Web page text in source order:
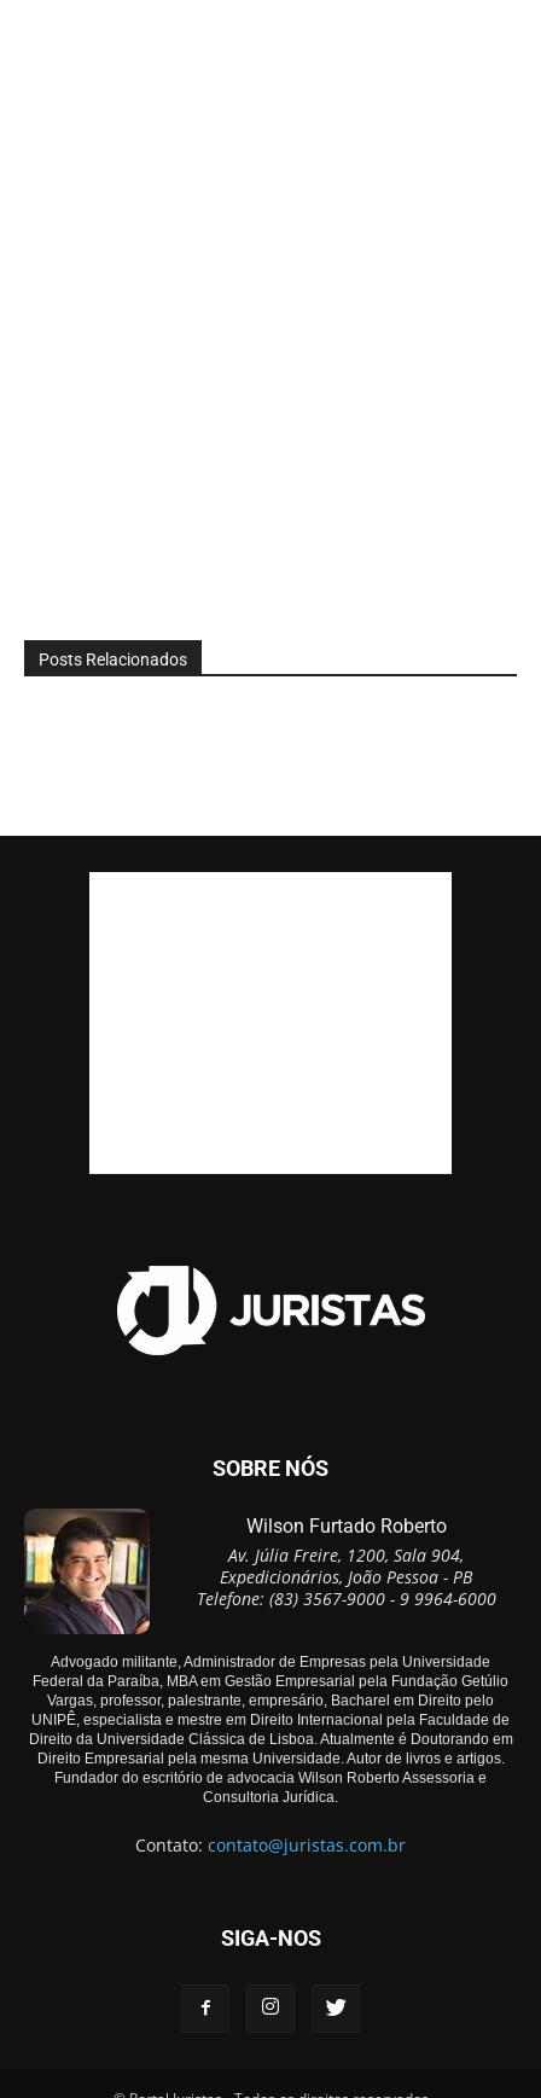
Posts Relacionados
SOBRE NÓS
Wilson Furtado Roberto
Av. Júlia Freire, 1200, Sala 904,
Expedicionários, João Pessoa - PB
Telefone: (83) 3567-9000 - 9 9964-6000
Advogado militante, Administrador de Empresas pela Universidade
Federal da Paraíba, MBA em Gestão Empresarial pela Fundação Getúlio
Vargas, professor, palestrante, empresário, Bacharel em Direito pelo
UNIPÊ, especialista e mestre em Direito Internacional pela Faculdade de
Direito da Universidade Clássica de Lisboa. Atualmente é Doutorando em
Direito Empresarial pela mesma Universidade. Autor de livros e artigos.
Fundador do escritório de advocacia Wilson Roberto Assessoria e
Consultoria Jurídica.
Contato: contato@juristas.com.br
SIGA-NOS